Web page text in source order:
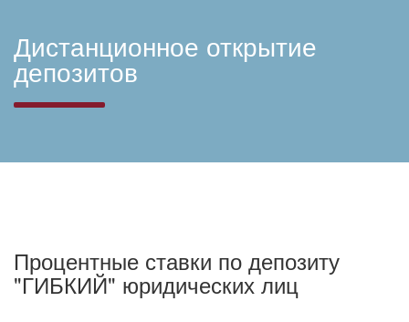
Дистанционное открытие
депозитов
Процентные ставки по депозиту
"ГИБКИЙ" юридических лиц